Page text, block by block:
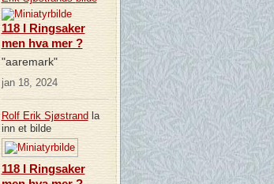
118 I Ringsaker
men hva mer ?
"aaremark"
jan 18, 2024
Rolf Erik Sjøstrand la
inn et bilde
118 I Ringsaker